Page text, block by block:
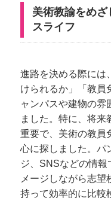
美術教諭をめ
スライフ
進路を決める際には
けられるか」「教員
ャンパスや建物の雰
ました。特に、将来
重要で、美術の教員
心に探しました。パ
ジ、SNSなどの情報
メージしながら志望
持って効率的に比較